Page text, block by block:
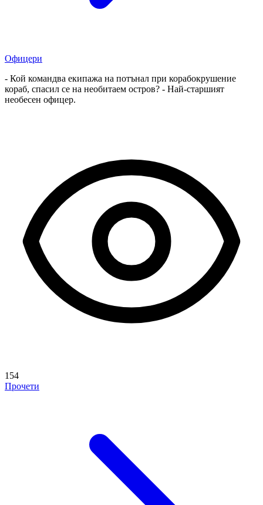
Офицери
- Кой командва екипажа на потънал при корабокрушение
кораб, спасил се на необитаем остров? - Най-старшият
необесен офицер.
154
Прочети